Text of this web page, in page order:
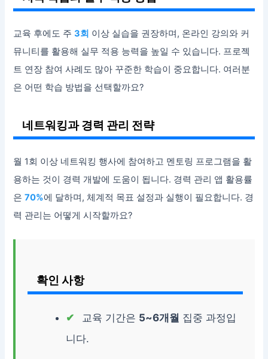
교육 후에도 주3회 이상 실습을 권장하며, 온라인 강의와 커
뮤니티를 활용해 실무 적용 능력을 높일 수 있습니다. 프로젝
트 연장 참여 사례도 많아 꾸준한 학습이 중요합니다. 여러분
은 어떤 학습 방법을 선택할까요?
네트워킹과 경력 관리 전략
월 1회 이상 네트워킹 행사에 참여하고 멘토링 프로그램을 활
용하는 것이 경력 개발에 도움이 됩니다. 경력 관리 앱 활용률
은70%에 달하며, 체계적 목표 설정과 실행이 필요합니다. 경
력 관리는 어떻게 시작할까요?
확인 사항
교육 기간은 5~6개월 집중 과정입
니다.